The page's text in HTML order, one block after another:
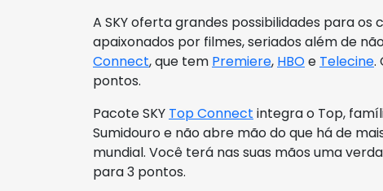
A SKY oferta grandes possibilidades para os
apaixonados por filmes, seriados além de
Connect, que tem Premiere, HBOe Telecine.
pontos.
Pacote SKY Top Connect integra o Top,
Sumidouro e não abre mão do que há de
mundial. Você terá nas suas mãos uma
para 3 pontos.